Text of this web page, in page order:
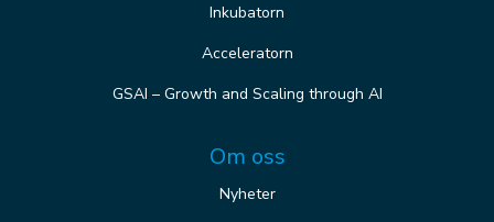
Inkubatorn
Acceleratorn
GSAI – Growth and Scaling through AI
Om oss
Nyheter